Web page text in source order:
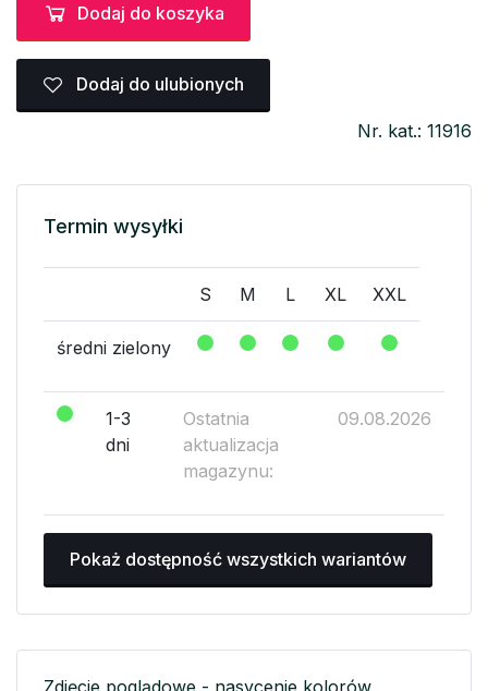
Dodaj do koszyka
Dodaj do ulubionych
Nr. kat.: 11916
Termin wysyłki
S M L XL XXL
średni zielony
1-3
dni
Ostatnia
aktualizacja
magazynu:
09.08.2026
Pokaż dostępność wszystkich wariantów
Zdjęcie poglądowe - nasycenie kolorów